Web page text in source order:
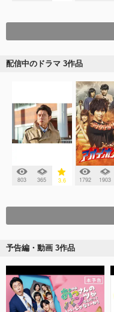
配信中のドラマ 3作品
803 365 3.6 1792 1903
予告編・動画 3作品